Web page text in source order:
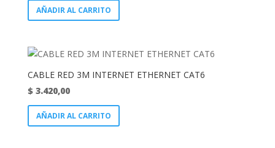
AÑADIR AL CARRITO
CABLE RED 3M INTERNET ETHERNET CAT6
$3.420,00
AÑADIR AL CARRITO